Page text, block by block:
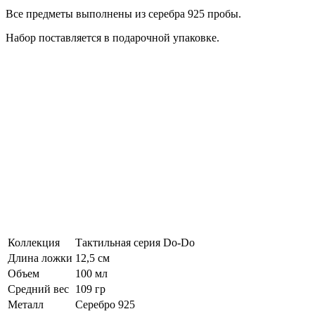
Все предметы выполнены из серебра 925 пробы.
Набор поставляется в подарочной упаковке.
Коллекция
Тактильная серия Do-Do
Длина ложки 12,5 см
Объем
100 мл
Средний вес 109 гр
Металл
Серебро 925